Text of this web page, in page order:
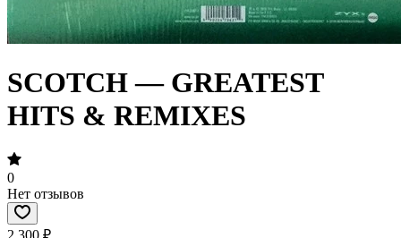
SCOTCH — GREATEST
HITS & REMIXES
0
Нет отзывов
2 300 ₽